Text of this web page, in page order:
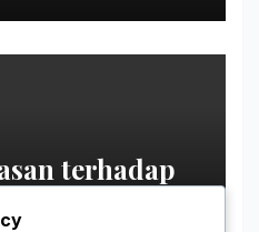
terhadap
Palestina